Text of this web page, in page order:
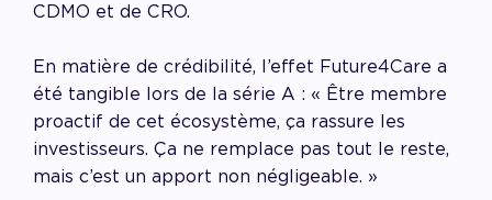
CDMO et de CRO.
En matière de crédibilité, l’effet Future4Care a
été tangible lors de la série A : « Être membre
proactif de cet écosystème, ça rassure les
investisseurs. Ça ne remplace pas tout le reste,
mais c’est un apport non négligeable. »